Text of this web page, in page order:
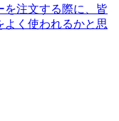
を注文する際に、皆
よく使われるかと思